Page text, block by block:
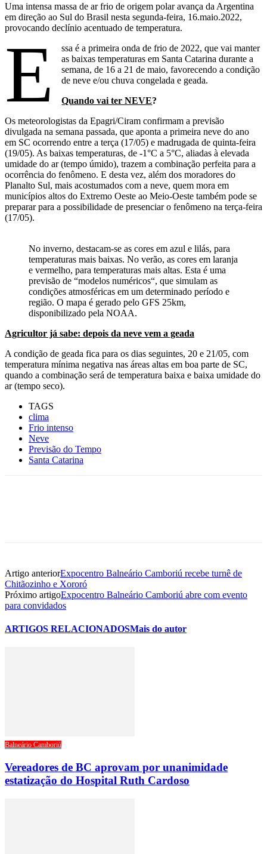
Uma intensa massa de ar frio de origem polar avança da Argentina
em direção ao Sul do Brasil nesta segunda-feira, 16.maio.2022,
provocando declínio acentuado de temperatura.
E
ssa é a primeira onda de frio de 2022, que vai manter
as baixas temperaturas em Santa Catarina durante a
semana, de 16 a 21 de maio, favorecendo a condição
de neve e/ou chuva congelada e geada.
Quando vai ter NEVE?
Os meteorologistas da Epagri/Ciram confirmam a previsão
divulgada na semana passada, que aponta a primeira neve do ano
em SC ocorrendo entre a terça (17/05) e madrugada de quinta-feira
(19/05). As baixas temperaturas, de -1°C a 5°C, aliadas à elevada
umidade do ar (tempo úmido), trazem a combinação perfeita para a
ocorrência do fenômeno. E desta vez, além dos moradores do
Planalto Sul, mais acostumados com a neve, quem mora em
municípios altos do Extremo Oeste ao Meio-Oeste também pode se
preparar para a possibilidade de presenciar o fenômeno na terça-feira
(17/05).
No inverno, destacam-se as cores em azul e lilás, para
temperaturas mais baixas. No verão, as cores em laranja
e vermelho, para temperaturas mais altas. Esta é uma
previsão de “modelos numéricos“, que simulam as
condições atmosféricas em um determinado período e
região. O mapa é gerado pelo GFS 25km,
disponibilizado pela NOAA.
Agricultor já sabe: depois da neve vem a geada
A condição de geada fica para os dias seguintes, 20 e 21/05, com
temperatura mínima negativa nas áreas altas em boa parte de SC,
quando a combinação será de temperatura baixa e baixa umidade do
ar (tempo seco).
TAGS
clima
Frio intenso
Neve
Previsão do Tempo
Santa Catarina
Artigo anteriorExpocentro Balneário Camboriú recebe turnê de
Chitãozinho e Xororó
Próximo artigoExpocentro Balneário Camboriú abre com evento
para convidados
ARTIGOS RELACIONADOSMais do autor
Balneário Camboriú
Vereadores de BC aprovam por unanimidade
estatização do Hospital Ruth Cardoso